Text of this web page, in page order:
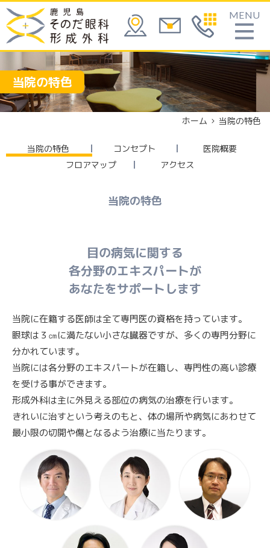
MENU
当院の特色
ホーム 当院の特色
当院の特色 コンセプト
医院概要
フロアマップ
アクセス
当院の特色
目の病気に関する
各分野のエキスパートが
あなたをサポートします
当院に在籍する医師は全て専門医の資格を持っています。
眼球は３㎝に満たない小さな臓器ですが、多くの専門分野に
分かれています。
当院には各分野のエキスパートが在籍し、専門性の高い診療
を受ける事ができます。
形成外科は主に外見える部位の病気の治療を行います。
きれいに治すという考えのもと、体の場所や病気にあわせて
最小限の切開や傷となるよう治療に当たります。